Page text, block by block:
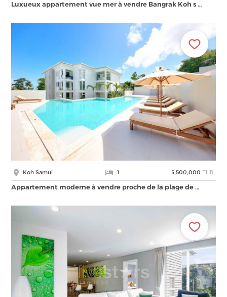
Luxueux appartement vue mer à vendre Bangrak Koh s …
Koh Samui 1 5,500,000 THB
Appartement moderne à vendre proche de la plage de …